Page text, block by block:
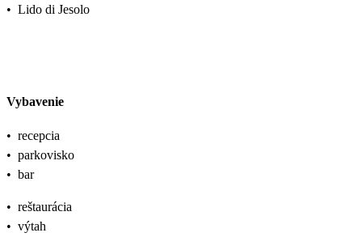
• Lido di Jesolo
Vybavenie
• recepcia
• parkovisko
• bar
• reštaurácia
• výtah